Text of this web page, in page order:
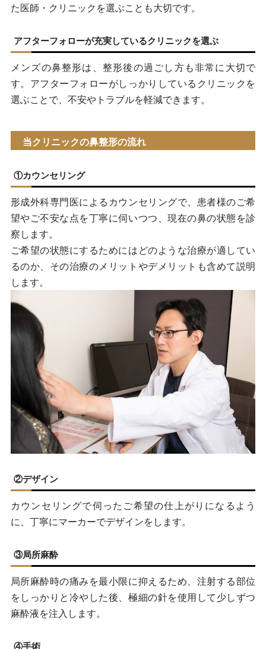
た医師・クリニックを選ぶことも大切です。
アフターフォローが充実しているクリニックを選ぶ
メンズの鼻整形は、整形後の過ごし方も非常に大切で
す。アフターフォローがしっかりしているクリニックを
選ぶことで、不安やトラブルを軽減できます。
当クリニックの鼻整形の流れ
①カウンセリング
形成外科専門医によるカウンセリングで、患者様のご希
望やご不安な点を丁寧に伺いつつ、現在の鼻の状態を診
察します。
ご希望の状態にするためにはどのような治療が適してい
るのか、その治療のメリットやデメリットも含めて説明
します。
②デザイン
カウンセリングで伺ったご希望の仕上がりになるよう
に、丁寧にマーカーでデザインをします。
③局所麻酔
局所麻酔時の痛みを最小限に抑えるため、注射する部位
をしっかりと冷やした後、極細の針を使用して少しずつ
麻酔液を注入します。
④手術